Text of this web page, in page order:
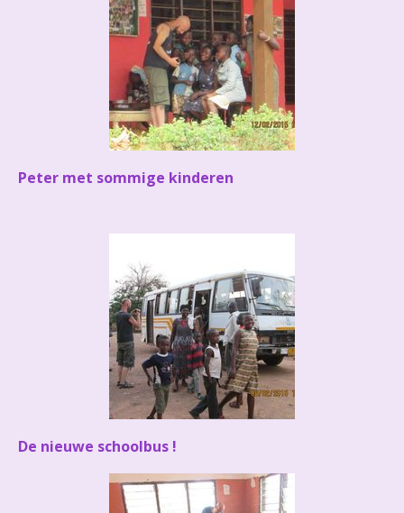
Peter met sommige kinderen
De nieuwe schoolbus !